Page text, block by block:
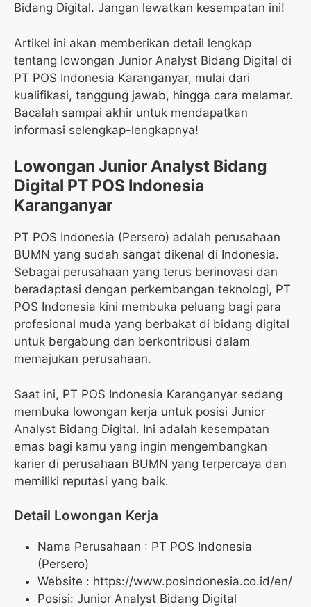
Bidang Digital. Jangan lewatkan kesempatan ini!
Artikel ini akan memberikan detail lengkap
tentang lowongan Junior Analyst Bidang Digital di
PT POS Indonesia Karanganyar, mulai dari
kualifikasi, tanggung jawab, hingga cara melamar.
Bacalah sampai akhir untuk mendapatkan
informasi selengkap-lengkapnya!
Lowongan Junior Analyst Bidang
Digital PT POS Indonesia
Karanganyar
PT POS Indonesia (Persero) adalah perusahaan
BUMN yang sudah sangat dikenal di Indonesia.
Sebagai perusahaan yang terus berinovasi dan
beradaptasi dengan perkembangan teknologi, PT
POS Indonesia kini membuka peluang bagi para
profesional muda yang berbakat di bidang digital
untuk bergabung dan berkontribusi dalam
memajukan perusahaan.
Saat ini, PT POS Indonesia Karanganyar sedang
membuka lowongan kerja untuk posisi Junior
Analyst Bidang Digital. Ini adalah kesempatan
emas bagi kamu yang ingin mengembangkan
karier di perusahaan BUMN yang terpercaya dan
memiliki reputasi yang baik.
Detail Lowongan Kerja
Nama Perusahaan : PT POS Indonesia
(Persero)
Website : https://www.posindonesia.co.id/en/
Posisi: Junior Analyst Bidang Digital